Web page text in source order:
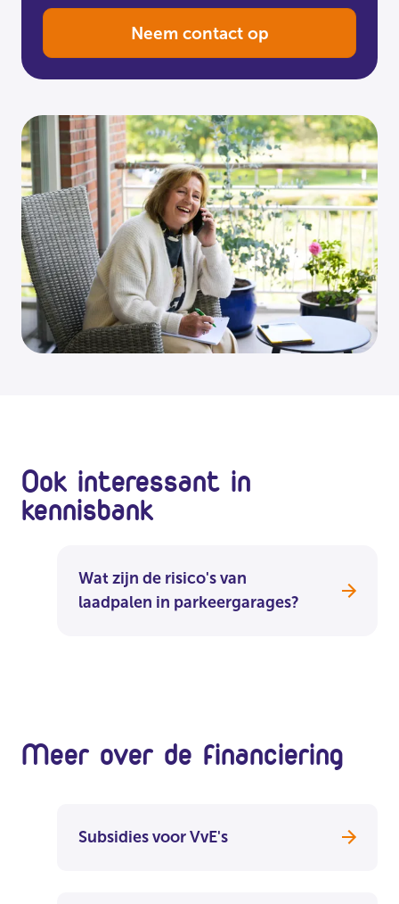
Neem contact op
Ook interessant in
kennisbank
Wat zijn de risico's van
laadpalen in parkeergarages?
Meer over de financiering
Subsidies voor VvE's